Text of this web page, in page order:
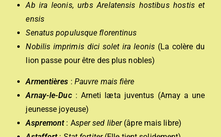
Ab ira leonis, urbs Arelatensis hostibus hostis et
ensis
Senatus populusque florentinus
Nobilis imprimis dici solet ira leonis(La colère du
lion passe pour être des plus nobles)
Armentières : Pauvre mais fière
Arnay-le-Duc: Arneti læta juventus (Arnay a une
jeunesse joyeuse)
Aspremont: Asper sed liber(âpre mais libre)